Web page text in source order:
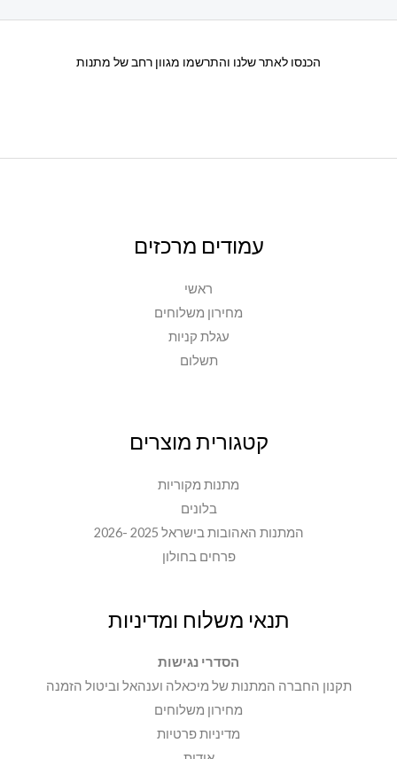
הכנסו לאתר שלנו והתרשמו מגוון רחב של מתנות
עמודים מרכזים
ראשי
מחירון משלוחים
עגלת קניות
תשלום
קטגורית מוצרים
מתנות מקוריות
בלונים
המתנות האהובות בישראל 2025 -2026
פרחים בחולון
תנאי משלוח ומדיניות
הסדרי נגישות
תקנון החברה המתנות של מיכאלה וענהאל וביטול הזמנה
מחירון משלוחים
מדיניות פרטיות